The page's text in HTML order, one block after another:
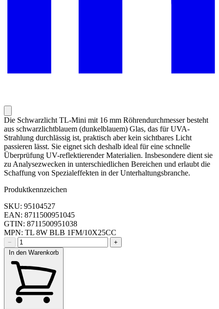
Die Schwarzlicht TL-Mini mit 16 mm Röhrendurchmesser besteht
aus schwarzlichtblauem (dunkelblauem) Glas, das für UVA-
Strahlung durchlässig ist, praktisch aber kein sichtbares Licht
passieren lässt. Sie eignet sich deshalb ideal für eine schnelle
Überprüfung UV-reflektierender Materialien. Insbesondere dient sie
zu Analysezwecken in unterschiedlichen Bereichen und erlaubt die
Schaffung von Spezialeffekten in der Unterhaltungsbranche.
Produktkennzeichen
SKU: 95104527
EAN: 8711500951045
GTIN: 8711500951038
MPN: TL 8W BLB 1FM/10X25CC
−
+
In den Warenkorb